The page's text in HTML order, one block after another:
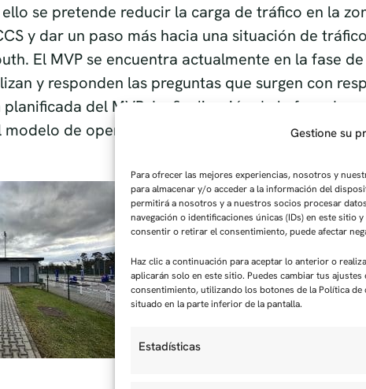
Gestione su
Para ofrecer las mejores experiencias, nosotros y
para almacenar y/o acceder a la información del
permitirá a nosotros y a nuestros socios procesar
navegación o identificaciones únicas (IDs) en este sitio
consentir o retirar el consentimiento, puede afectar
Haz clic a continuación para aceptar lo anterior o
aplicarán solo en este sitio. Puedes cambiar tus
consentimiento, utilizando los botones de la Política
situado en la parte inferior de la pantalla.
Estadísticas
se pretende reducir la carga de tráfico en la
y dar un paso más hacia una situación de
El MVP se encuentra actualmente en la fase
y responden las preguntas que surgen con
del MVP. La finalización de la fase de
de operador, está prevista para finales del